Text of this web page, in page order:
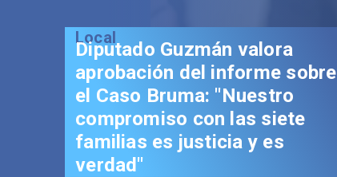
Local
Diputado Guzmán valora
aprobación del informe sobre
el Caso Bruma: "Nuestro
compromiso con las siete
familias es justicia y es
verdad"